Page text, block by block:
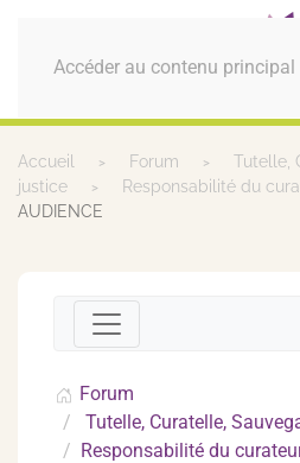
Accéder au contenu principal
MENU
Accueil Forum
Tutelle,
justice
Responsabilité du
AUDIENCE
Forum
Tutelle, Curatelle,
Responsabilité du